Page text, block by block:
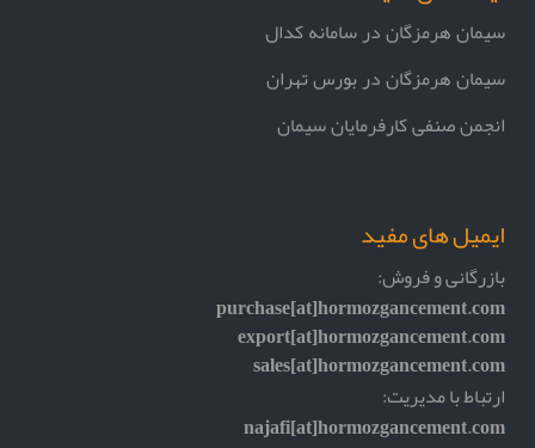
سیمان هرمزگان در سامانه کدال
سیمان هرمزگان در بورس تهران
انجمن صنفی کارفرمایان سیمان
ایمیل های مفید
بازرگانی و فروش:
purchase[at]hormozgancement.com
export[at]hormozgancement.com
sales[at]hormozgancement.com
ارتباط با مدیریت:
najafi[at]hormozgancement.com